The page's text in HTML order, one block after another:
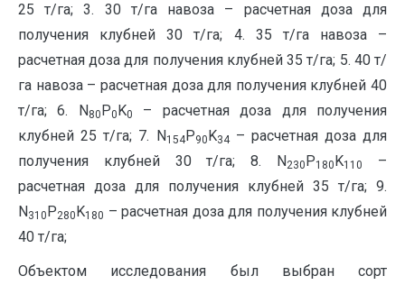
25 т/га; 3. 30 т/га навоза – расчетная доза для
получения клубней 30 т/га; 4. 35 т/га навоза –
расчетная доза для получения клубней 35 т/га; 5. 40 т/
га навоза – расчетная доза для получения клубней 40
т/га; 6. N80P0K0
– расчетная доза для получения
клубней 25 т/га; 7. N154P90K34
– расчетная доза для
получения клубней 30 т/га; 8. N230P180K110
–
расчетная доза для получения клубней 35 т/га; 9.
N310P280K180 – расчетная доза для получения клубней
40 т/га;
Объектом исследования был выбран сорт